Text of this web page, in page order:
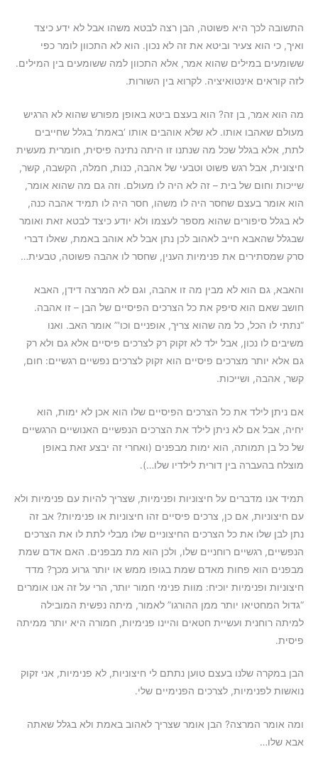
התשובה לכך היא פשוטה, הבן רצה לבטא משהו אבל לא ידע כיצד
ואיך, כי הוא צעיר וביטא את זה לא נכון. הוא לא התכוון לומר כפי
ששומעים במילים שהוא אמר, אלא התכוון למה ששומעים בין המילים.
לזה קוראים אינטואיציה. לקרוא בין השורות.
מה הוא אמר, בן זה? הוא בעצם ביטא באופן מפורש שהוא לא הרגיש
מעולם שאהבו אותו. לא שלא אוהבים אותו ‘באמת’ בגלל שחייבים
לתת, אלא בגלל שכל מה שנתנו זו היתה נתינה פיסית, חומרית מעשית
חיצונית, אבל רגש פשוט וטבעי של אהבה, כנות, חמלה, הקשבה, קשר,
שייכות וחום של בית – זה לא היה לו מעולם. וזה גם מה שהוא אומר,
הוא אומר בעצם שחסר היה לו משהו, חסר היה לו תמיד אהבה כנה,
לא בגלל סיפורים שהוא מספר לעצמו ולא יודע כיצד לבטא זאת ואומר
שבגלל שהאבא חייב לאהוב לכן נתן אבל לא אוהב באמת, שאלו דברי
סרק שמסתירים את פנימיות הענין, שחסר לו אהבה פשוטה, טבעית…
והאבא, גם הוא לא מבין מה זו אהבה, וגם לא המרצה דידן, האבא
חושב שאם הוא סיפק את כל הצרכים הפיסיים של הבן – זו אהבה.
“נתתי לו הכל, כל מה שהוא צריך, אופניים וכו'” אומר האב. ואנו
משיבים לו נכון, אבל ילד לא זקוק רק לצרכים פיסיים אלא גם ולא רק
גם אלא יותר מצרכים פיסיים הוא זקוק לצרכים נפשיים רגשיים: חום,
קשר, אהבה, ושייכות.
אם ניתן לילד את כל הצרכים הפיסיים שלו הוא אכן לא ימות, הוא
יחיה, אבל אם לא ניתן לילד את הצרכים הנפשיים האנושיים הרגשיים
של כל בן תמותה, הוא ימות מבפנים (ואחרי זה יבצע זאת באופן
מוצלח בהעברה בין דורית לילדיו שלו…).
תמיד אנו מדברים על חיצוניות ופנימיות, שצריך להיות עם פנימיות ולא
עם חיצוניות, אם כן, צרכים פיסיים זהו חיצוניות או פנימיות? אב זה
נתן לבן שלו את כל הצרכים החיצוניים שלו מבלי לתת לו את הצרכים
הנפשיים, רגשיים רוחניים שלו, ולכן הוא מת מבפנים. האם אדם שמת
מבפנים הוא פחות מאדם שמת בגופו ממש או יותר גרוע מכך? מדד
חיצוניות ופנימיות יוכיח: מוות פנימי חמור יותר, הרי על זה אנו אומרים
“גדול המחטיאו יותר ממן ההורגו” לאמור, מיתה נפשית המובילה
למיתה רוחנית ועשיית חטאים והיינו פנימיות, חמורה היא יותר ממיתה
פיסית.
הבן במקרה שלנו בעצם טוען נתתם לי חיצוניות, לא פנימיות, אני זקוק
נואשות לפנימיות, לצרכים הפנימיים שלי.
ומה אומר המרצה? הבן אומר שצריך לאהוב באמת ולא בגלל שאתה
אבא שלו…